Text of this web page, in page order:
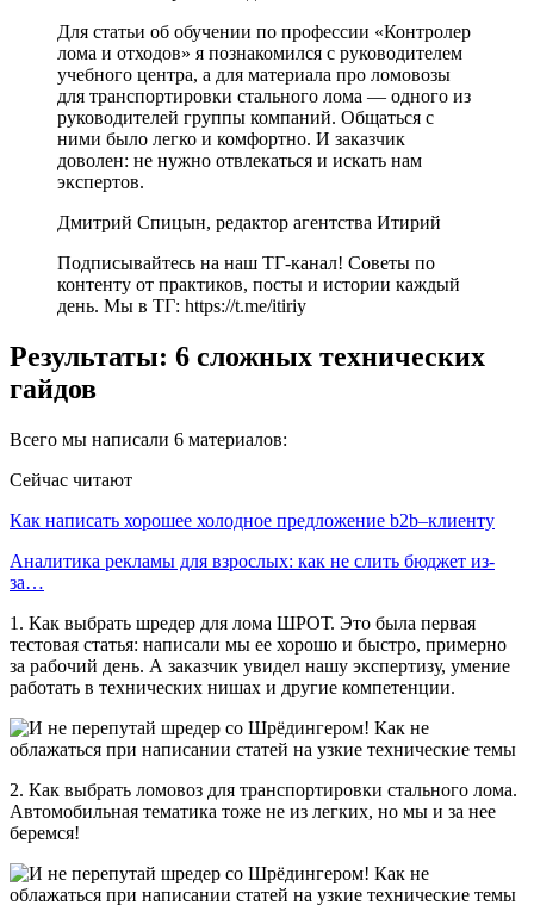
Для статьи об обучении по профессии «Контролер
лома и отходов» я познакомился с руководителем
учебного центра, а для материала про ломовозы
для транспортировки стального лома — одного из
руководителей группы компаний. Общаться с
ними было легко и комфортно. И заказчик
доволен: не нужно отвлекаться и искать нам
экспертов.
Дмитрий Спицын, редактор агентства Итирий
Подписывайтесь на наш ТГ-канал! Советы по
контенту от практиков, посты и истории каждый
день. Мы в ТГ: https://t.me/itiriy
Результаты: 6 сложных технических
гайдов
Всего мы написали 6 материалов:
Сейчас читают
Как написать хорошее холодное предложение b2b–клиенту
Аналитика рекламы для взрослых: как не слить бюджет из-
за…
1. Как выбрать шредер для лома ШРОТ. Это была первая
тестовая статья: написали мы ее хорошо и быстро, примерно
за рабочий день. А заказчик увидел нашу экспертизу, умение
работать в технических нишах и другие компетенции.
2. Как выбрать ломовоз для транспортировки стального лома.
Автомобильная тематика тоже не из легких, но мы и за нее
беремся!